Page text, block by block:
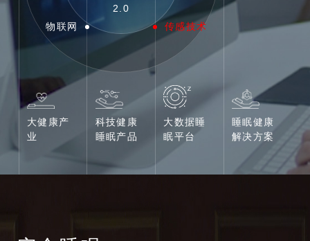
大健康产
业
2.0
物联网 传感技术
科技健康
睡眠产品
大数据睡
眠平台
睡眠健康
解决方案